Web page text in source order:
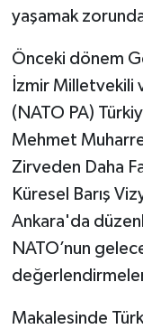
yaşamak
Önceki dönem
İzmir Milletvekili
(NATO PA)
Mehmet
Zirveden Daha
Küresel Barış
Ankara'da
NATO’nun
Makalesinde